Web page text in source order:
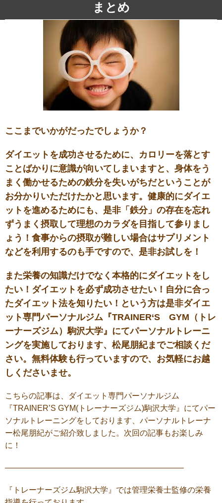
まとめ
ここまでいかがだったでしょうか？
ダイエットを成功させるために、カロリーを落とす
ことばかりに意識が向いてしまいますと、身体をう
まく働かせるための鉄分を失いがちだということが
お分かりいただけたかと思います。健康的にダイエ
ットを進めるためにも、是非「鉄分」の存在を忘れ
ずうまく摂取して理想のカラダを目指して参りまし
ょう！ 食事からの摂取が難しい場合はサプリメント
などを利用するのも手ですので、是非お試しを！
また栄養の知識だけでなく本格的にダイエットをし
たい！ダイエットを必ず成功させたい！自分に合っ
たダイエット法を知りたい！という方は是非ダイエ
ット専門パーソナルジム『TRAINER‘S GYM（トレ
ーナーズジム）駒沢大学』にてパーソナルトレーニ
ングを実施しております、松尾朋紀までご相談くだ
さい。無料体験も行っていますので、お気軽にお越
しくださいませ。
こちらの記事は、ダイエット専門パーソナルジム
『TRAINER’S GYM( トレーナーズジム)駒沢大学』にてパー
ソナルトレーニングをしております、パーソナルトレーナ
ー松尾朋紀がご紹介致しました。次回の記事もお楽しみ
に！
——————————————————————–
『トレーナーズジム駒沢大学』では管理栄養士監修の栄養